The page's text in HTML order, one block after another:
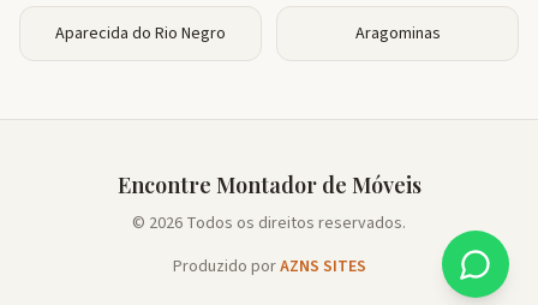
Aparecida do Rio Negro Aragominas
Encontre Montador de Móveis
© 2026 Todos os direitos reservados.
Produzido porAZNS SITES